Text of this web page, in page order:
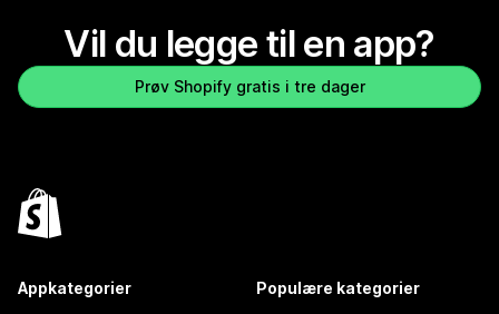
Vil du legge til en app?
Prøv Shopify gratis i tre dager
Appkategorier Populære kategorier